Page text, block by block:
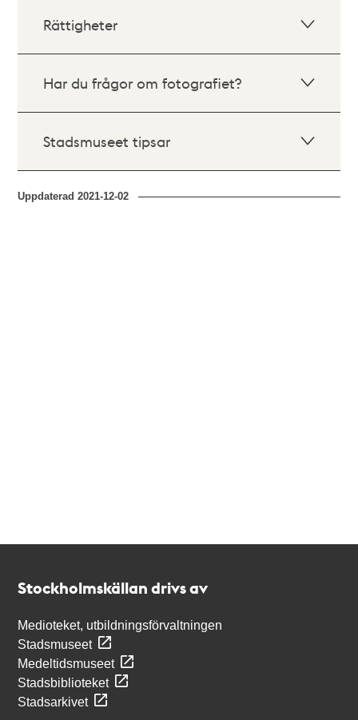
Rättigheter
Har du frågor om fotografiet?
Stadsmuseet tipsar
Uppdaterad2021-12-02
Stockholmskällan drivs av
Medioteket, utbildningsförvaltningen
Stadsmuseet
Medeltidsmuseet
Stadsbiblioteket
Stadsarkivet